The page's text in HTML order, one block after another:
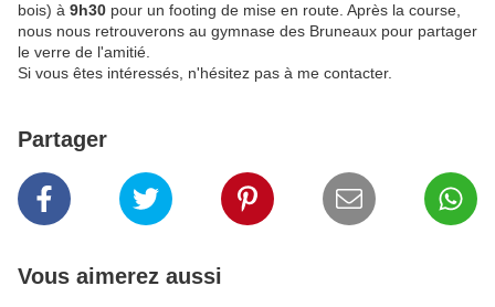
bois) à 9h30 pour un footing de mise en route. Après la course,
nous nous retrouverons au gymnase des Bruneaux pour partager
le verre de l'amitié.
Si vous êtes intéressés, n'hésitez pas à me contacter.
Partager
Vous aimerez aussi